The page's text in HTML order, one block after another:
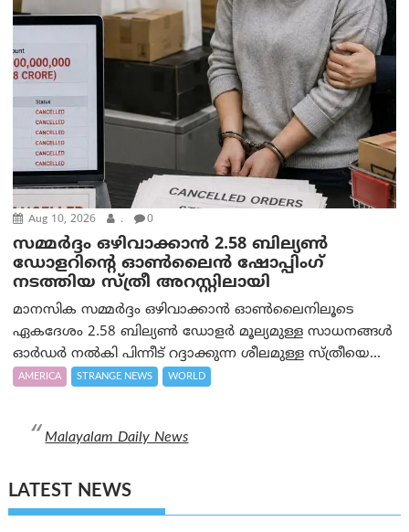
Aug 10, 2026 . 0
സമ്മര്‍ദ്ദം ഒഴിവാക്കാന്‍ 2.58 ബില്യൺ
ഡോളറിന്റെ ഓണ്‍ലൈന്‍ ഷോപ്പിംഗ്
നടത്തിയ സ്ത്രീ അറസ്റ്റിലായി
മാനസിക സമ്മര്‍ദ്ദം ഒഴിവാക്കാന്‍ ഓണ്‍ലൈനിലൂടെ
ഏകദേശം 2.58 ബില്യൺ ഡോളർ മൂല്യമുള്ള സാധനങ്ങള്‍
ഓര്‍ഡര്‍ നല്‍കി പിന്നീട് റദ്ദാക്കുന്ന ശീലമുള്ള സ്ത്രീയെ...
AMERICA STRANGE NEWS WORLD
Malayalam Daily News
LATEST NEWS